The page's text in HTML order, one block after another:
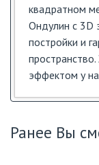
квадратном
Ондулин с 3D
постройки и
эффектом у
Ранее Вы